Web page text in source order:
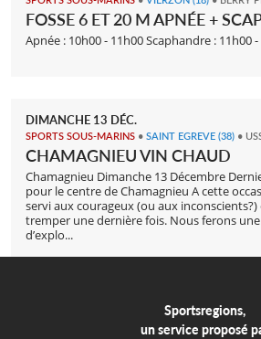
FOSSE 6 ET 20 M APNÉE +
Apnée : 10h00 - 11h00 Scaphandre : 11h00
DIMANCHE 13 DÉC.
SPORTS SOUS-MARINS • SAINT EGREVE (38) •
CHAMAGNIEU VIN CHAUD
Chamagnieu Dimanche 13 Décembre
pour le centre de Chamagnieu A cette
servi aux courageux (ou aux
tremper une dernière fois. Nous ferons
d’explo...
Sportsregions,
un service proposé